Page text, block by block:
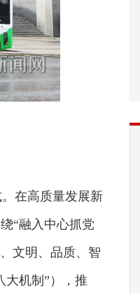
在高质量发展新
“融入中心抓党
文明、品质、智
大机制”），推